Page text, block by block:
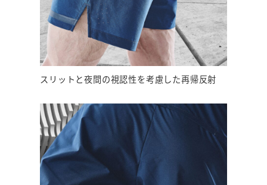
スリットと夜間の視認性を考慮した再帰反射